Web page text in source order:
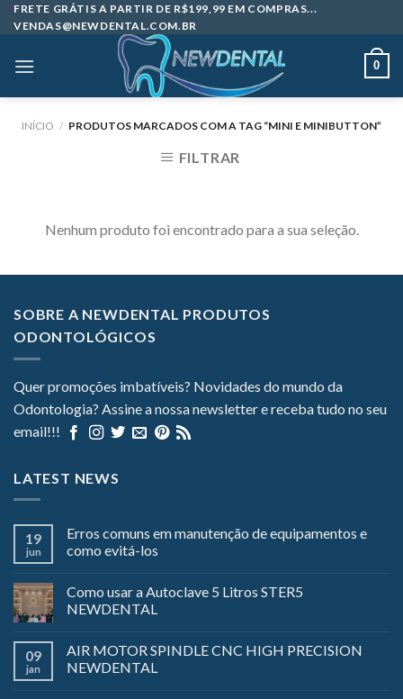
Skip
to
FRETE GRÁTIS A PARTIR DE R$199,99 EM COMPRAS...
VENDAS@NEWDENTAL.COM.BR
0
INÍCIO / PRODUTOS MARCADOS COM A TAG “MINI E MINIBUTTON”
FILTRAR
Nenhum produto foi encontrado para a sua seleção.
SOBRE A NEWDENTAL PRODUTOS
ODONTOLÓGICOS
Quer promoções imbatíveis? Novidades do mundo da
Odontologia? Assine a nossa newsletter e receba tudo no seu
email!!!
LATEST NEWS
19
jun
Erros comuns em manutenção de equipamentos e
como evitá-los
Como usar a Autoclave 5 Litros STER5
NEWDENTAL
09
jan
AIR MOTOR SPINDLE CNC HIGH PRECISION
NEWDENTAL